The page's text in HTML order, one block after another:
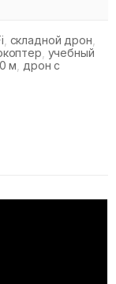
складной дрон
учебный
м дрон с